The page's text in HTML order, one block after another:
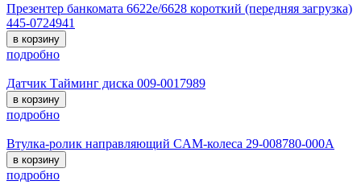
Презентер банкомата 6622e/6628 короткий (передняя загрузка)
445-0724941
в корзину
подробно
Датчик Тайминг диска 009-0017989
в корзину
подробно
Втулка-ролик направляющий CAM-колеса 29-008780-000A
в корзину
подробно